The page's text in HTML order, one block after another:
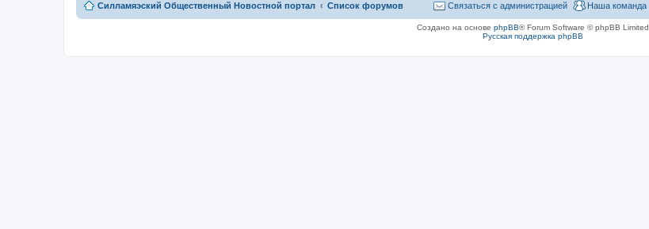
Силламяэский Общественный Новостной портал Список форумов Наша команда
Связаться с администрацией
Создано на основе phpBB® Forum Software © phpBB Limited
Русская поддержка phpBB